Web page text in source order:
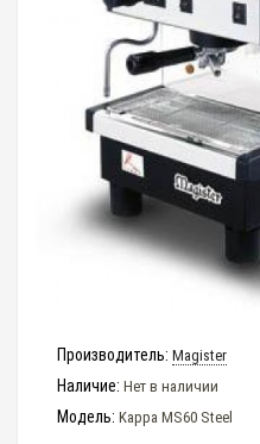
Производитель: Magister
Наличие: Нет в наличии
Модель: Kappa MS60 Steel